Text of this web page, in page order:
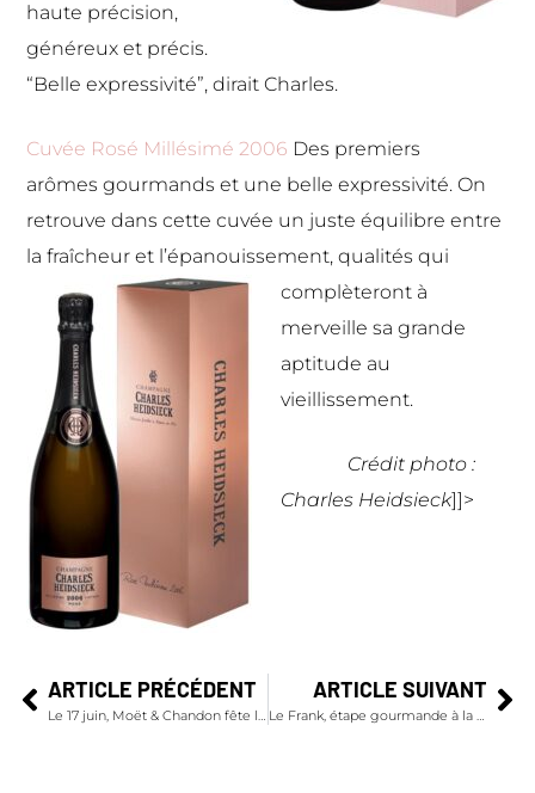
haute précision,
généreux et précis.
“Belle expressivité”, dirait Charles.
Cuvée Rosé Millésimé 2006 Des premiers
arômes gourmands et une belle expressivité. On
retrouve dans cette cuvée un juste équilibre entre
la fraîcheur et l’épanouissement, qualitésqui
complèteront à
merveille sa grande
aptitude au
vieillissement.
Crédit photo :
Charles Heidsieck]]>
ARTICLE PRÉCÉDENT
Le 17 juin, Moët & Chandon fête le Moët Day !
ARTICLE SUIVANT
Le Frank, étape gourmande à la Fondation Louis Vuitton